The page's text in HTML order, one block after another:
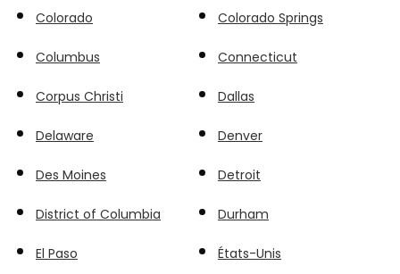
Colorado Colorado Springs
Columbus Connecticut
Corpus Christi Dallas
Delaware Denver
Des Moines Detroit
District of Columbia Durham
El Paso États-Unis